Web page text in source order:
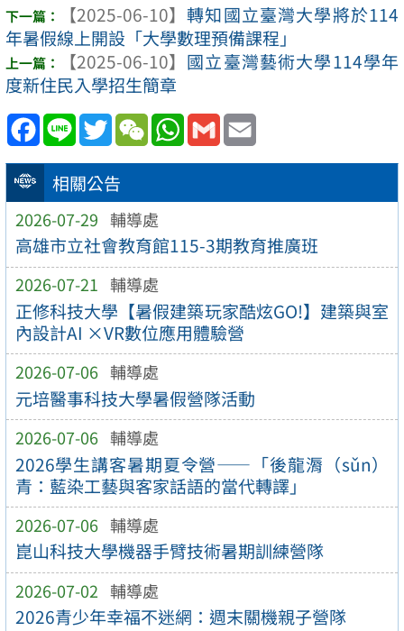
相關公告
2026-07-29 輔導處
高雄市立社會教育館115-3期教育推廣班
2026-07-21 輔導處
正修科技大學【暑假建築玩家酷炫GO!】建築與室
內設計AI ×VR數位應用體驗營
2026-07-06 輔導處
元培醫事科技大學暑假營隊活動
2026-07-06 輔導處
2026學生講客暑期夏令營——「後龍漘（sǔn）
青：藍染工藝與客家話語的當代轉譯」
2026-07-06 輔導處
崑山科技大學機器手臂技術暑期訓練營隊
2026-07-02 輔導處
2026青少年幸福不迷網：週末關機親子營隊
【2025-06-10】 轉知國立臺灣大學將於114
年暑假線上開設「大學數理預備課程」
【2025-06-10】 國立臺灣藝術大學114學年
度新住民入學招生簡章
Facebook
Line TwitterWeChatWhatsApp
Gmail